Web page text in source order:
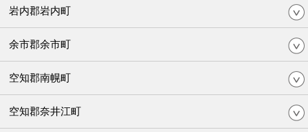
岩内郡岩内町
余市郡余市町
空知郡南幌町
空知郡奈井江町